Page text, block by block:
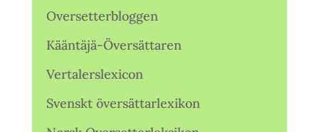
Oversetterbloggen
Kääntäjä-Översättaren
Vertalerslexicon
Svenskt översättarlexikon